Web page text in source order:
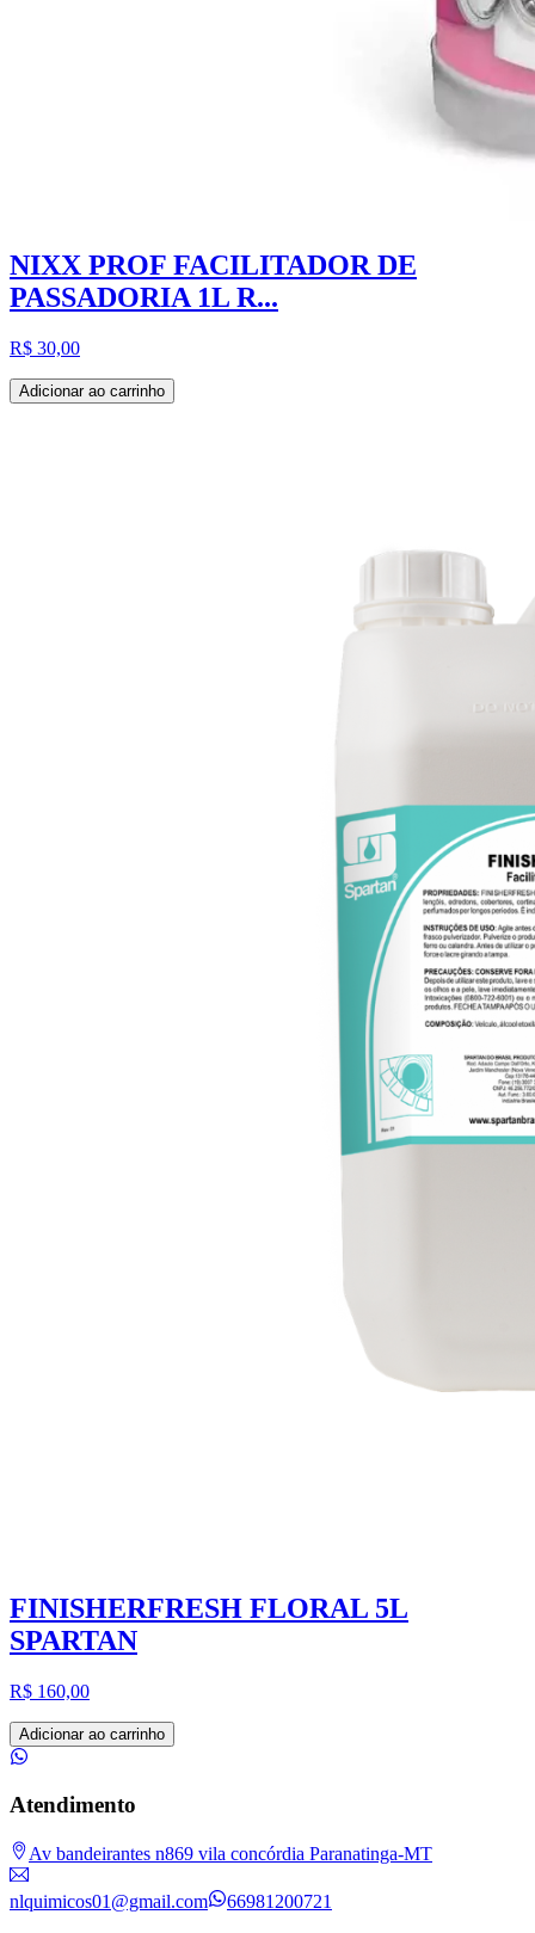
NIXX PROF FACILITADOR DE
PASSADORIA 1L R...
R$ 30,00
Adicionar ao carrinho
FINISHERFRESH FLORAL 5L
SPARTAN
R$ 160,00
Adicionar ao carrinho
Atendimento
Av bandeirantes n869 vila concórdia Paranatinga-MT
nlquimicos01@gmail.com 66981200721